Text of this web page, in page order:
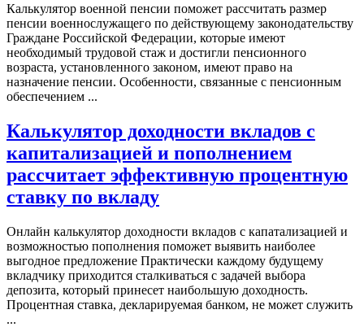
Калькулятор военной пенсии поможет рассчитать размер
пенсии военнослужащего по действующему законодательству
Граждане Российской Федерации, которые имеют
необходимый трудовой стаж и достигли пенсионного
возраста, установленного законом, имеют право на
назначение пенсии. Особенности, связанные с пенсионным
обеспечением ...
Калькулятор доходности вкладов с
капитализацией и пополнением
рассчитает эффективную процентную
ставку по вкладу
Онлайн калькулятор доходности вкладов с капатализацией и
возможностью пополнения поможет выявить наиболее
выгодное предложение Практически каждому будущему
вкладчику приходится сталкиваться с задачей выбора
депозита, который принесет наибольшую доходность.
Процентная ставка, декларируемая банком, не может служить
...